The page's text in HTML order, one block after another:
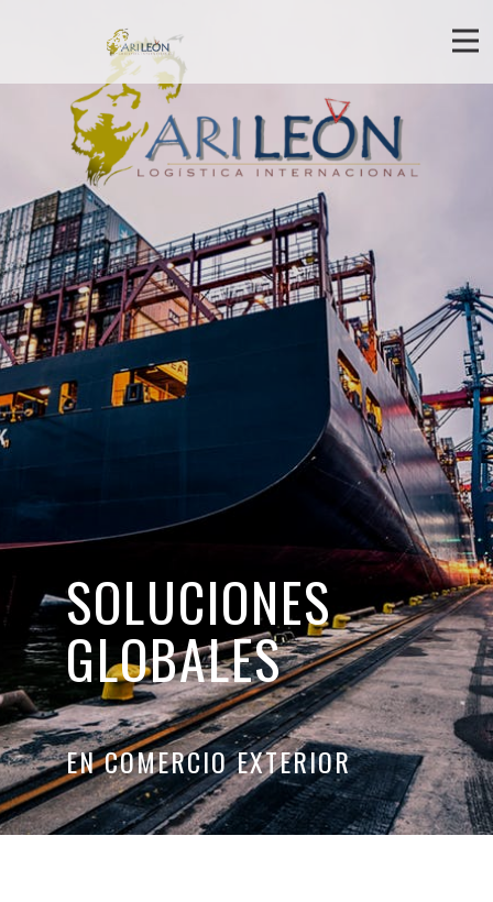
SOLUCIONES
GLOBALES
EN COMERCIO EXTERIOR